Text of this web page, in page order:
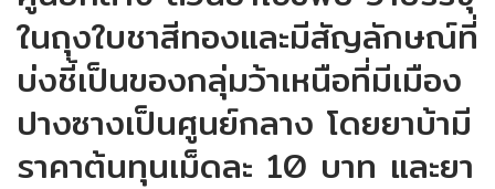
ในถุงใบชาสีทองและมีสัญลักษณ์ที่
บ่งชี้เป็นของกลุ่มว้าเหนือที่มีเมือง
ปางซางเป็นศูนย์กลาง โดยยาบ้ามี
ราคาต้นทุนเม็ดละ 10 บาท และยา